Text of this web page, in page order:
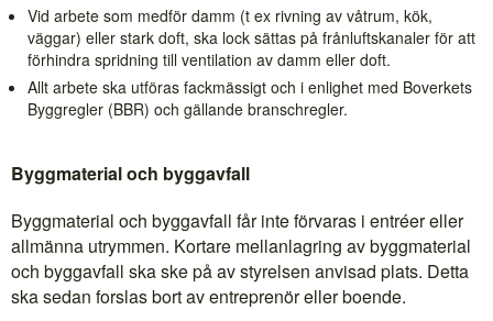
Vid arbete som medför damm (t ex rivning av våtrum, kök,
väggar) eller stark doft, ska lock sättas på frånluftskanaler för att
förhindra spridning till ventilation av damm eller doft.
Allt arbete ska utföras fackmässigt och i enlighet med Boverkets
Byggregler (BBR) och gällande branschregler.
Byggmaterial och byggavfall
Byggmaterial och byggavfall får inte förvaras i entréer eller
allmänna utrymmen. Kortare mellanlagring av byggmaterial
och byggavfall ska ske på av styrelsen anvisad plats. Detta
ska sedan forslas bort av entreprenör eller boende.